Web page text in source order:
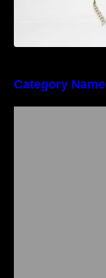
Category Name